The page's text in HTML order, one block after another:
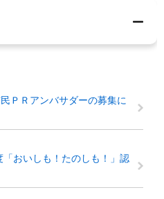
ＰＲアンバサダーの募集に
「おいしも！たのしも！」認